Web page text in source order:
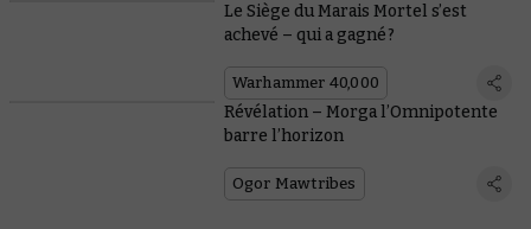
Le Siège du Marais Mortel s’est
achevé – qui a gagné ?
Warhammer 40,000
Révélation – Morga l’Omnipotente
barre l’horizon
Ogor Mawtribes